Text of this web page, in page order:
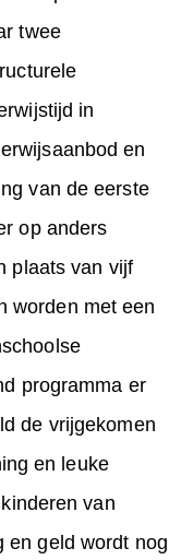
twee
in
en
van de eerste
op anders
plaats van vijf
worden met een
programma er
de vrijgekomen
en leuke
van
en geld wordt nog